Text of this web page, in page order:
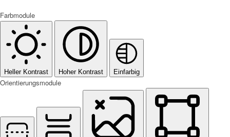
Farbmodule
Heller Kontrast Hoher Kontrast Einfarbig
Orientierungsmodule